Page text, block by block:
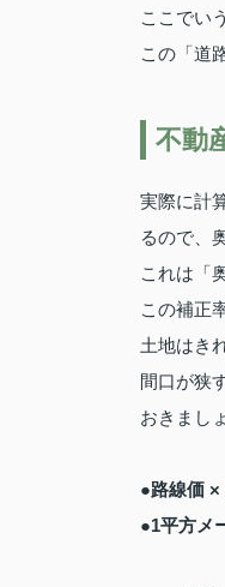
ここでい
この「道
不動
実際に計
るので、
これは「
この補正
土地はき
間口が狭
おきまし
●路線価 ×
●1平方メ